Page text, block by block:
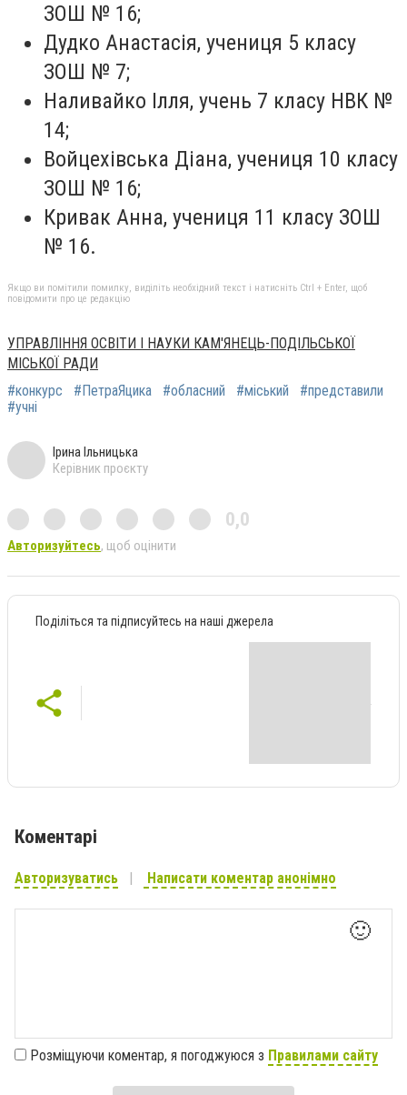
ЗОШ № 16;
Дудко Анастасія, учениця 5 класу
ЗОШ № 7;
Наливайко Ілля, учень 7 класу НВК №
14;
Войцехівська Діана, учениця 10 класу
ЗОШ № 16;
Кривак Анна, учениця 11 класу ЗОШ
№ 16.
Якщо ви помітили помилку, виділіть необхідний текст і натисніть Ctrl + Enter, щоб
повідомити про це редакцію
УПРАВЛІННЯ ОСВІТИ І НАУКИ КАМ'ЯНЕЦЬ-ПОДІЛЬСЬКОЇ
МІСЬКОЇ РАДИ
#конкурс
#ПетраЯцика #обласний #міський
#представили
#учні
Ірина Ільницька
Керівник проєкту
0,0
Авторизуйтесь, щоб оцінити
Поділіться та підписуйтесь на наші джерела
Коментарі
Авторизуватись Написати коментар анонімно
🙂
Розміщуючи коментар, я погоджуюся з Правилами сайту